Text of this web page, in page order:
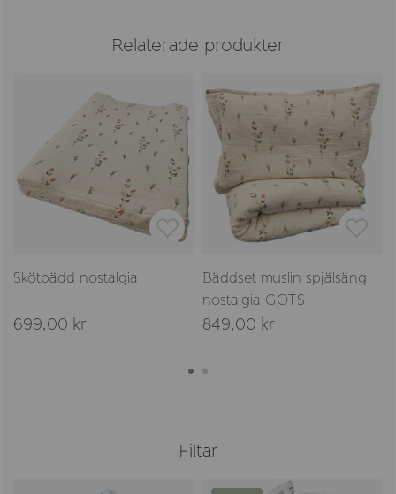
Relaterade produkter
Skötbädd nostalgia
699,00 kr
Bäddset muslin spjälsäng
nostalgia GOTS
849,00 kr
Filtar